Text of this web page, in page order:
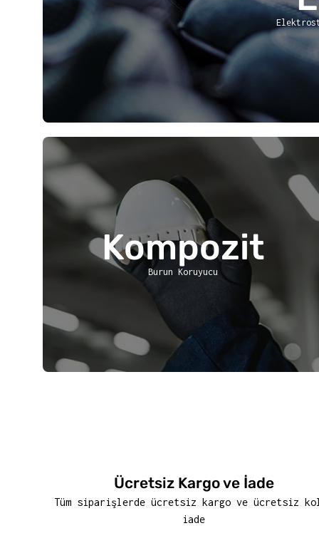
Kompozit
Burun Koruyucu
Ücretsiz Kargo ve İade
Tüm siparişlerde ücretsiz kargo ve ücretsiz
iade